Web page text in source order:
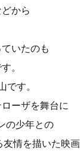
から
いたのも
。
です。
ーザを舞台に
の少年との
情を描いた映画